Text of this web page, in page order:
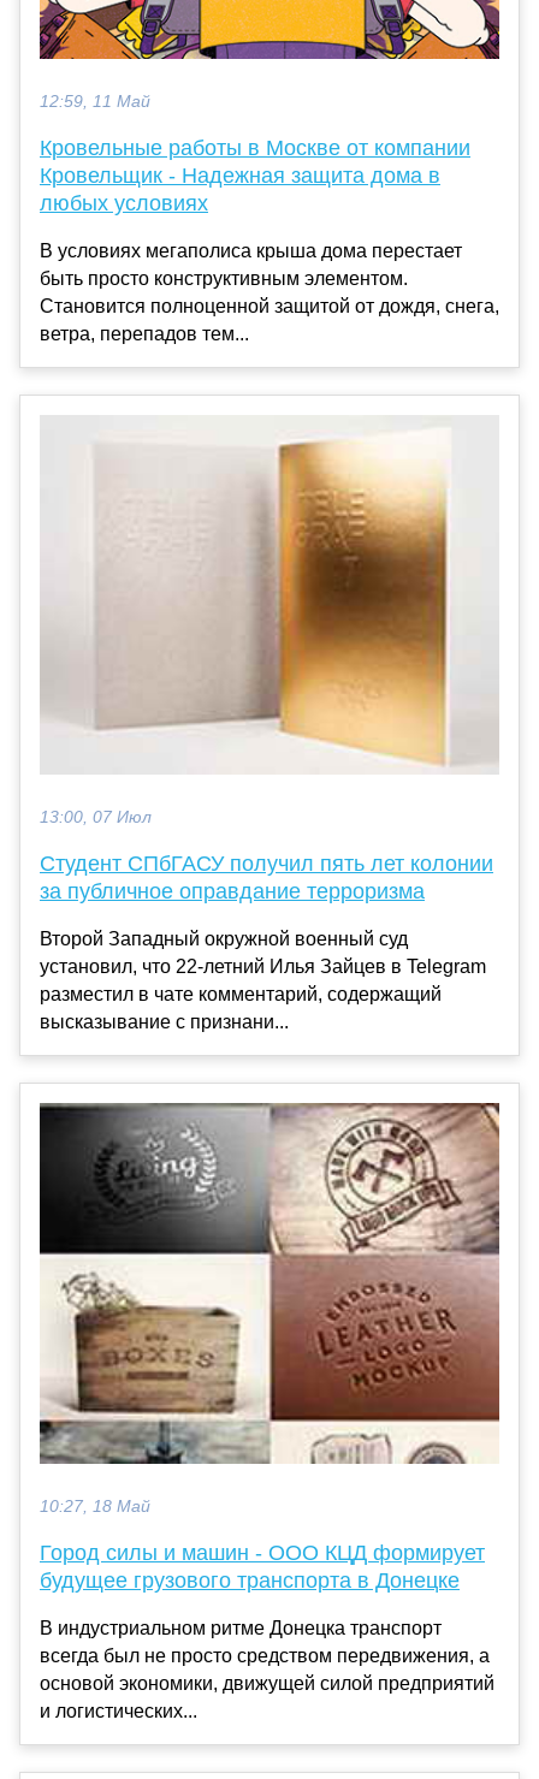
12:59, 11 Май
Кровельные работы в Москве от компании
Кровельщик - Надежная защита дома в
любых условиях
В условиях мегаполиса крыша дома перестает
быть просто конструктивным элементом.
Становится полноценной защитой от дождя, снега,
ветра, перепадов тем...
13:00, 07 Июл
Студент СПбГАСУ получил пять лет колонии
за публичное оправдание терроризма
Второй Западный окружной военный суд
установил, что 22-летний Илья Зайцев в Telegram
разместил в чате комментарий, содержащий
высказывание с признани...
10:27, 18 Май
Город силы и машин - ООО КЦД формирует
будущее грузового транспорта в Донецке
В индустриальном ритме Донецка транспорт
всегда был не просто средством передвижения, а
основой экономики, движущей силой предприятий
и логистических...